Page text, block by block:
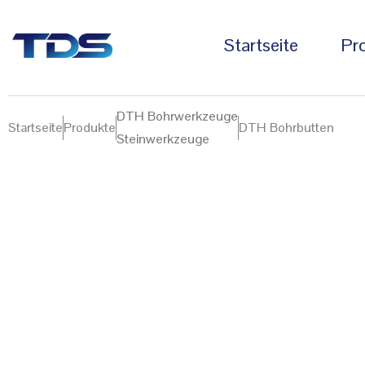
Startseite
StartseiteProdukte
DTH Bohrwerkzeuge
Steinwerkzeuge
DTH Bohrbutten